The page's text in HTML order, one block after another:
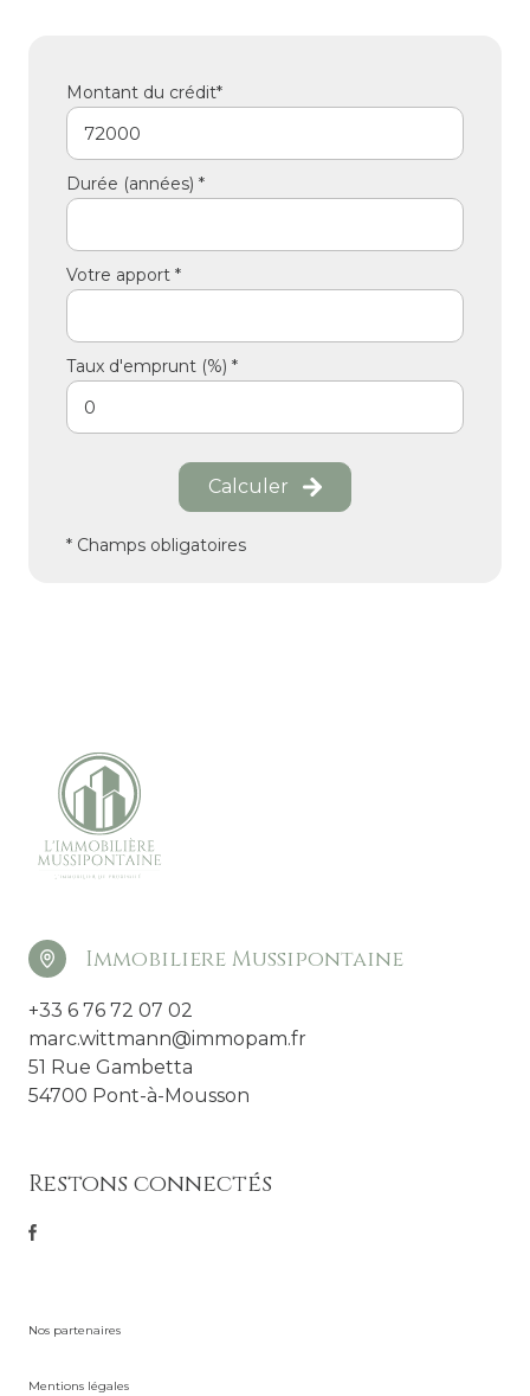
Montant du crédit*
Durée (années) *
Votre apport *
Taux d'emprunt (%) *
Calculer
* Champs obligatoires
Immobiliere Mussipontaine
+33 6 76 72 07 02
marc.wittmann@immopam.fr
51 Rue Gambetta
54700 Pont-à-Mousson
Restons connectés
Nos partenaires
Mentions légales